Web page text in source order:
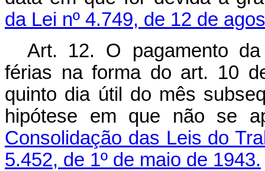
da Lei nº 4.749, de 12 de
Art. 12. O pagamento
férias na forma do art. 10
quinto dia útil do mês
hipótese em que não se
Consolidação das Leis do
5.452, de 1º de maio de 1943.